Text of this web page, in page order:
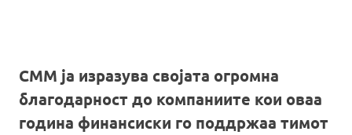
СММ ја изразува својата огромна
благодарност до компаниите кои оваа
година финансиски го поддржаа тимот